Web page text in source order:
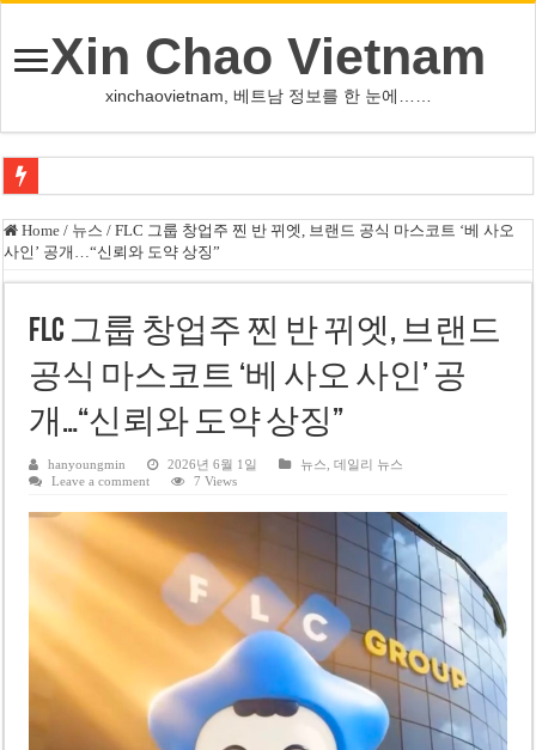
Xin Chao Vietnam
xinchaovietnam, 베트남 정보를 한 눈에……
하노이-하이퐁 고속도로 차량 투석 용의자 신원 확인
베트남 증시 업그레이드, 수십억 달러 유입 전망…수혜주는
하노이 쌍둥이 타워 99층 부지 현장…세계 최고층 빌딩 추진
하노이 부동산 시장, 아파트 선호도 급부상…토지·단독주택 주춤
베트남주식 SST, 2025년 현금 배당 80% 결정…과거 최대 350% 지급 이력
베트남 전자비자 사기 웹사이트 주의…외국인 여행자 피해 경보
베트남, 8월부터 토지·측량 처벌 강화… 기획사 코뮌 위원장 과태료 상한 50
호찌민시, 약 6,500㎡ 토지 용도변경 승인…리조트 개발 추진
Home / 뉴스 / FLC 그룹 창업주 찐 반 뀌엣, 브랜드 공식 마스코트 ‘베 사오
사인’ 공개…“신뢰와 도약 상징”
FLC 그룹 창업주 찐 반 뀌엣, 브랜드
공식 마스코트 ‘베 사오 사인’ 공
개…“신뢰와 도약 상징”
hanyoungmin 2026년 6월 1일 뉴스 ,데일리 뉴스
Leave a comment
7 Views